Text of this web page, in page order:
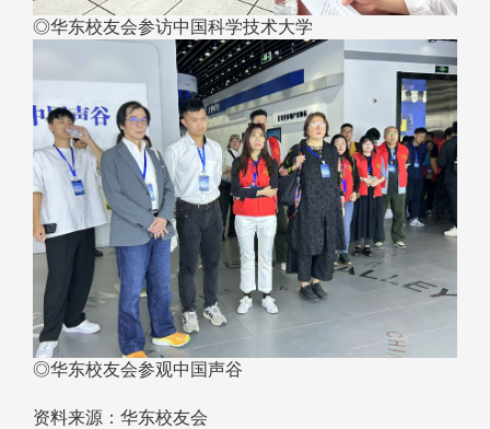
◎华东校友会参访中国科学技术大学
◎华东校友会参观中国声谷
资料来源：华东校友会